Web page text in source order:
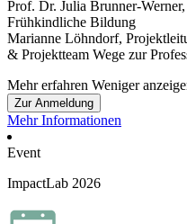
Prof. Dr. Julia Brunner-
Frühkindliche Bildung
Marianne Löhndorf,
& Projektteam Wege zur
Mehr erfahren Weniger
Zur Anmeldung
Mehr Informationen
Event
ImpactLab 2026